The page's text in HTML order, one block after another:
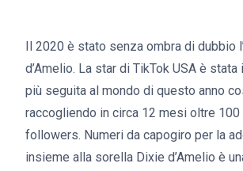
Il 2020 è stato senza ombra di dubbio
d’Amelio. La star di TikTok USA è
più seguita al mondo di questo anno
raccogliendo in circa 12 mesi oltre
followers. Numeri da capogiro per la
insieme alla sorella Dixie d’Amelio è